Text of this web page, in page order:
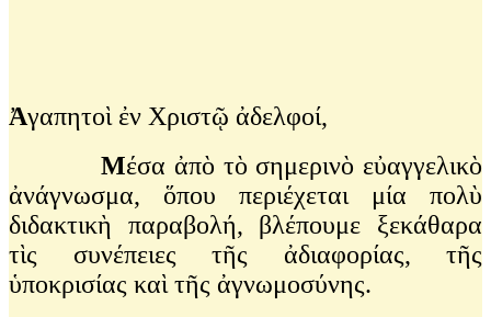
Ἀγαπητοὶ ἐν Χριστῷ ἀδελφοί,
Μέσα ἀπὸ τὸ σημερινὸ εὐαγγελικὸ
ἀνάγνωσμα, ὅπου περιέχεται μία πολὺ
διδακτικὴ παραβολή, βλέπουμε ξεκάθαρα
τὶς συνέπειες τῆς ἀδιαφορίας, τῆς
ὑποκρισίας καὶ τῆς ἀγνωμοσύνης.